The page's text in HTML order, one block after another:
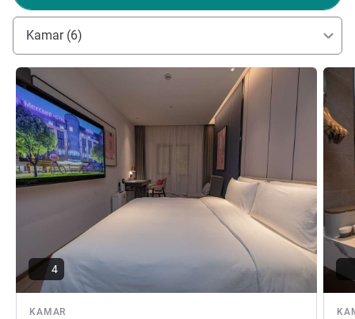
Kamar (6)
KAMAR
Lihat detail
4
Lihat